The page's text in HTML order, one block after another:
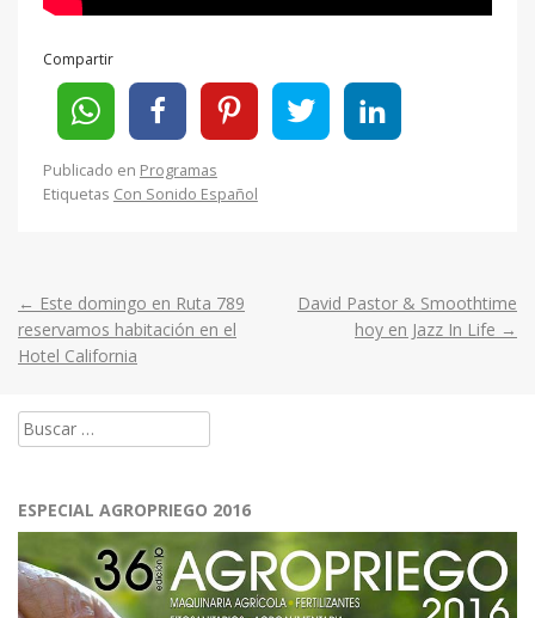
Compartir
Publicado en Programas
Etiquetas Con Sonido Español
Post
navigation
← Este domingo en Ruta 789
reservamos habitación en el
Hotel California
David Pastor & Smoothtime
hoy en Jazz In Life →
Buscar:
ESPECIAL AGROPRIEGO 2016